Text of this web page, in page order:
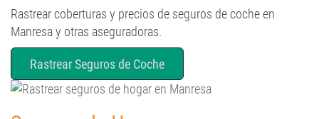
Manresa y otras aseguradoras.
Rastrear Seguros de Coche
Seguros de Hogar